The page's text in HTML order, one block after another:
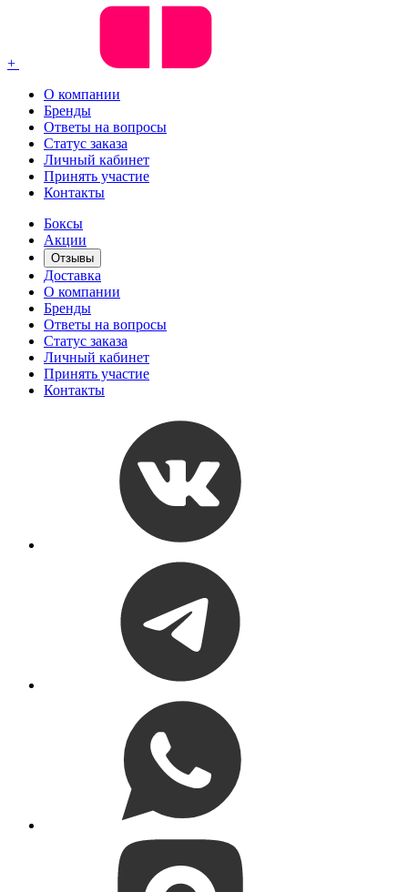
+
О компании
Бренды
Ответы на вопросы
Статус заказа
Личный кабинет
Принять участие
Контакты
Боксы
Акции
Отзывы
Доставка
О компании
Бренды
Ответы на вопросы
Статус заказа
Личный кабинет
Принять участие
Контакты